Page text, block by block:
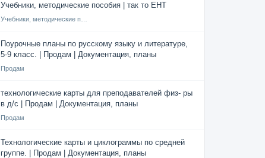
Учебники, методические пособия | так то ЕНТ
Поурочные планы по русскому языку и литературе,
5-9 класс. | Продам | Документация, планы
Продам
технологические карты для преподавателей физ- ры
в д/с | Продам | Документация, планы
Продам
Технологические карты и циклограммы по средней
группе. | Продам | Документация, планы